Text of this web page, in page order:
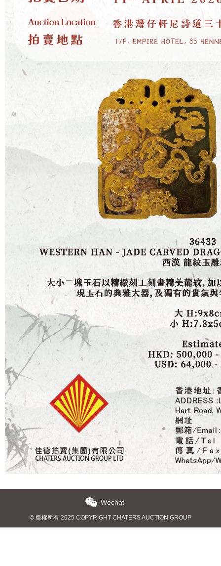
Wechat
© 版權所有 2025 COPYRIGHT CHATERS AUCTION GROUP